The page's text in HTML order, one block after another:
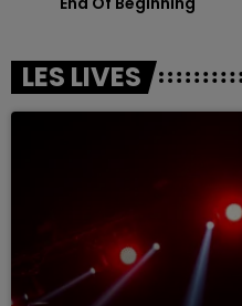
LES LIVES